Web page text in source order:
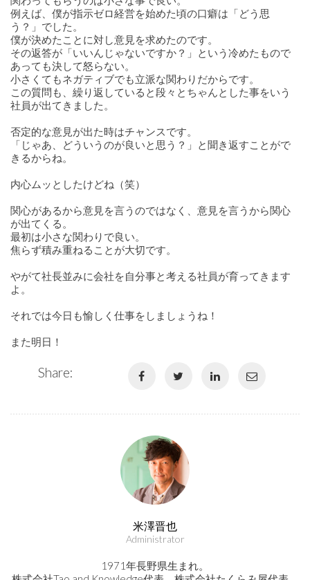
例えば、僕が指示ゼロ経営を始めた頃の口癖は「どう思
う？」でした。
僕が決めたことに対し意見を求めたのです。
その返答が「いいんじゃないですか？」という冷めたもので
あっても決して怒らない。
小さくてもネガティブでも立派な関わりだからです。
この質問も、繰り返していると段々とちゃんとした事をいう
社員が出てきました。
否定的な意見が出た時はチャンスです。
「じゃあ、どういうのが良いと思う？」と聞き返すことがで
きるからね。
内心ムッとしたけどね（笑）
関心があるから意見を言うのではなく、意見を言うから関心
が出てくる。
最初は小さな関わりで良い。
焦らず積み重ねることが大切です。
やがて社長並みに会社を自分事と考える社員が育ってきます
よ。
それでは今日も愉しく仕事をしましょうね！
また明日！
Share:
米澤晋也
Administrator
1971年長野県生まれ。